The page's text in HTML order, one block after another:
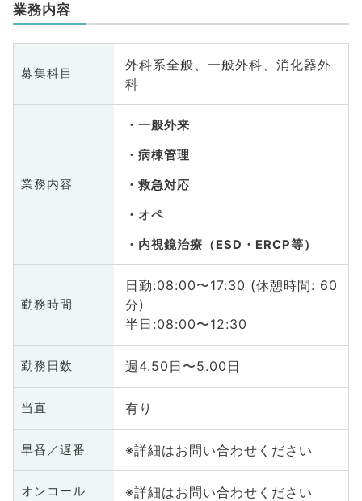
業務内容
募集科目
外科系全般、一般外科、消化器外
科
業務内容
一般外来
病棟管理
救急対応
オペ
内視鏡治療（ESD・ERCP等）
勤務時間
日勤:08:00〜17:30 (休憩時間: 60
分)
半日:08:00〜12:30
勤務日数 週4.50日〜5.00日
当直 有り
早番／遅番 ※詳細はお問い合わせください
オンコール ※詳細はお問い合わせください